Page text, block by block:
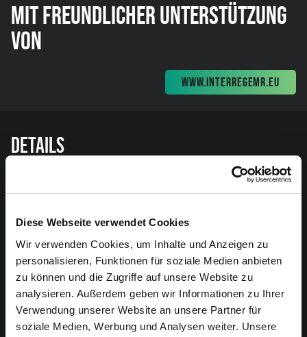
Diese Webseite verwendet Cookies
Wir verwenden Cookies, um Inhalte und Anzeigen zu
personalisieren, Funktionen für soziale Medien anbieten
zu können und die Zugriffe auf unsere Website zu
analysieren. Außerdem geben wir Informationen zu Ihrer
Verwendung unserer Website an unsere Partner für
soziale Medien, Werbung und Analysen weiter. Unsere
MIT FREUNDLICHER UNTERSTÜTZUNG
VON
WWW.INTERREGEMR.EU
Details
vorzubereiten?
Mehr Infos hier
ANFAHRT
Alle Infos zur Anreise.